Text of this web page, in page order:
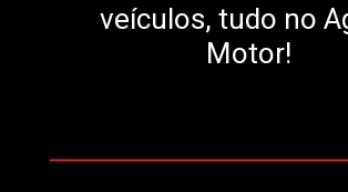
veículos, tudo no
Motor!